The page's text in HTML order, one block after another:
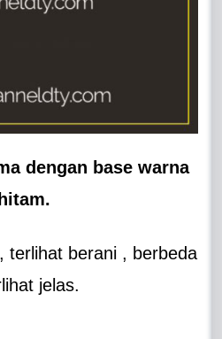
dengan base warna
hitam.
terlihat berani , berbeda
jelas.